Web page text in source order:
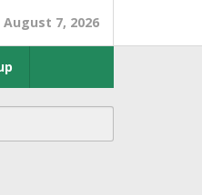
August 7, 2026